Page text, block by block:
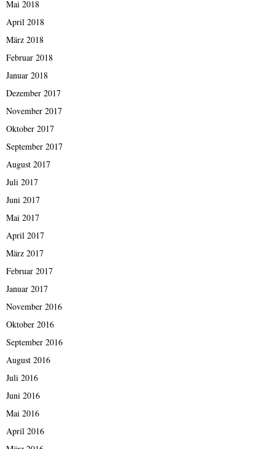
Mai 2018
April 2018
März 2018
Februar 2018
Januar 2018
Dezember 2017
November 2017
Oktober 2017
September 2017
August 2017
Juli 2017
Juni 2017
Mai 2017
April 2017
März 2017
Februar 2017
Januar 2017
November 2016
Oktober 2016
September 2016
August 2016
Juli 2016
Juni 2016
Mai 2016
April 2016